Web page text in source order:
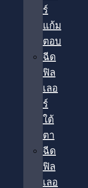
ร์
แก้ม
ตอบ
ฉีด
ฟิล
เลอ
ร์
ใต้
ตา​
ฉีด
ฟิล
เลอ